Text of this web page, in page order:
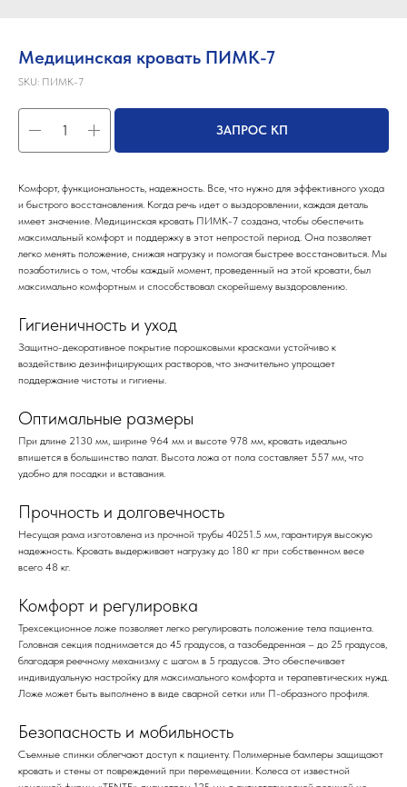
Медицинская кровать ПИМК-7
SKU: ПИМК-7
ЗАПРОС КП
Комфорт, функциональность, надежность. Все, что нужно для эффективного ухода
и быстрого восстановления. Когда речь идет о выздоровлении, каждая деталь
имеет значение. Медицинская кровать ПИМК-7 создана, чтобы обеспечить
максимальный комфорт и поддержку в этот непростой период. Она позволяет
легко менять положение, снижая нагрузку и помогая быстрее восстановиться. Мы
позаботились о том, чтобы каждый момент, проведенный на этой кровати, был
максимально комфортным и способствовал скорейшему выздоровлению.
Гигиеничность и уход
Защитно-декоративное покрытие порошковыми красками устойчиво к
воздействию дезинфицирующих растворов, что значительно упрощает
поддержание чистоты и гигиены.
Оптимальные размеры
При длине 2130 мм, ширине 964 мм и высоте 978 мм, кровать идеально
впишется в большинство палат. Высота ложа от пола составляет 557 мм, что
удобно для посадки и вставания.
Прочность и долговечность
Несущая рама изготовлена из прочной трубы 40251.5 мм, гарантируя высокую
надежность. Кровать выдерживает нагрузку до 180 кг при собственном весе
всего 48 кг.
Комфорт и регулировка
Трехсекционное ложе позволяет легко регулировать положение тела пациента.
Головная секция поднимается до 45 градусов, а тазобедренная – до 25 градусов,
благодаря реечному механизму с шагом в 5 градусов. Это обеспечивает
индивидуальную настройку для максимального комфорта и терапевтических нужд.
Ложе может быть выполнено в виде сварной сетки или П-образного профиля.
Безопасность и мобильность
Съемные спинки облегчают доступ к пациенту. Полимерные бамперы защищают
кровать и стены от повреждений при перемещении. Колеса от известной